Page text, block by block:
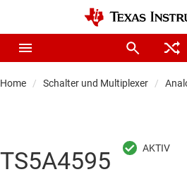
Home Schalter und Multiplexer
TS5A4595